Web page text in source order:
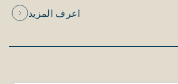
اعرف المزيد